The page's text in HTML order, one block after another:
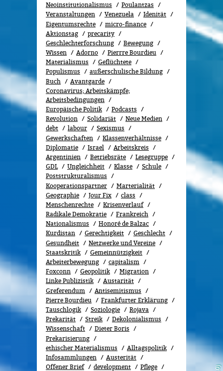
Neoinstitutionalismus
Poulantzas
Veranstaltungen
Venezuela
Idenität
Eigentumsrechte
micro-finance
Aktionstag
precarity
Geschlechterforschung
Bewe­gung
Wissen
Adorno
Pierrre Bourdieu
Materialismus
Geflüchtete
Populismus
außerschulische Bildung
Buch
Avantgarde
Coronavirus; Arbeitskämpfe;
Arbeitsbedingungen
Europäische Politik
Podcasts
Revolution
Solidariät
Neue Medien
debt
labour
Sexismus
Gewerk­schaf­ten
Klassenverhältnisse
Diplomatie
Israel
Arbeitskreis
Argentinien
Betriebsräte
Lesegruppe
GDL
Ungleichheit Klasse
Schule
Poststrukturalismus
Kooperationspartner
Marterialität
Geographie
Jour Fix
class
Menschenrechte
Kri­sen­ver­lauf
Radikale Demokratie
Frankreich
Nationalismus
Honoré de Balzac
Kurdistan
Gerechtigkeit
Geschlecht
Gesundheit
Netzwerke und Vereine
Staatskritik
Gemeinnützigkeit
Arbeiterbewegung
capitalism
Foxconn
Geopolitik
Migra­tion
Linke Publizistik
Austarität
Greferendum
Antisemitismus
Pierre Bourdieu
Frankfurter Erklärung
Tauschlogik
Soziologie
Rojava
Prekarität
Streik
Dekolonialismus
Wissenschaft
Dieter Boris
Prekarisierung
ethischer Materialismus
Alltagspolitik
Infosammlungen
Austerität
Offener Brief
development Pflege